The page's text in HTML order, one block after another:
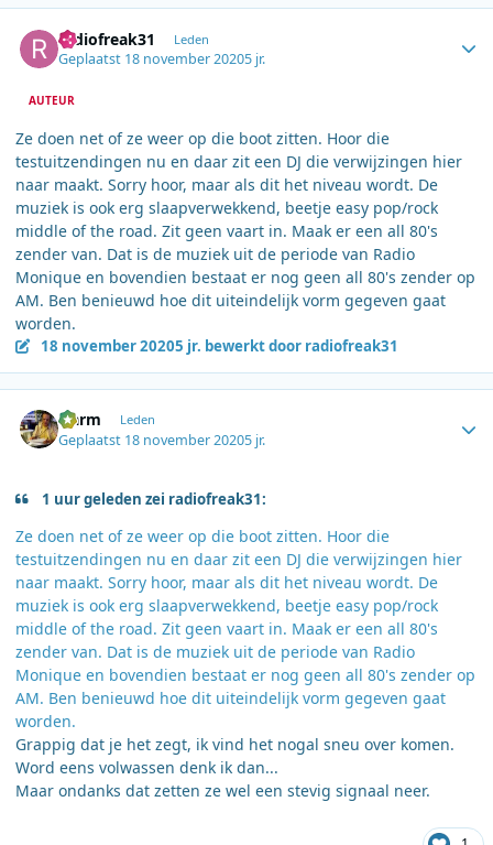
radiofreak31 Leden
Geplaatst 18 november 20205 jr.
AUTEUR
Ze doen net of ze weer op die boot zitten. Hoor die
testuitzendingen nu en daar zit een DJ die verwijzingen hier
naar maakt. Sorry hoor, maar als dit het niveau wordt. De
muziek is ook erg slaapverwekkend, beetje easy pop/rock
middle of the road. Zit geen vaart in. Maak er een all 80's
zender van. Dat is de muziek uit de periode van Radio
Monique en bovendien bestaat er nog geen all 80's zender op
AM. Ben benieuwd hoe dit uiteindelijk vorm gegeven gaat
worden.
18 november 20205 jr. bewerkt door radiofreak31
Harm Leden
Geplaatst 18 november 20205 jr.
1 uur geleden zei radiofreak31:
Ze doen net of ze weer op die boot zitten. Hoor die
testuitzendingen nu en daar zit een DJ die verwijzingen hier
naar maakt. Sorry hoor, maar als dit het niveau wordt. De
muziek is ook erg slaapverwekkend, beetje easy pop/rock
middle of the road. Zit geen vaart in. Maak er een all 80's
zender van. Dat is de muziek uit de periode van Radio
Monique en bovendien bestaat er nog geen all 80's zender op
AM. Ben benieuwd hoe dit uiteindelijk vorm gegeven gaat
worden.
Grappig dat je het zegt, ik vind het nogal sneu over komen.
Word eens volwassen denk ik dan...
Maar ondanks dat zetten ze wel een stevig signaal neer.